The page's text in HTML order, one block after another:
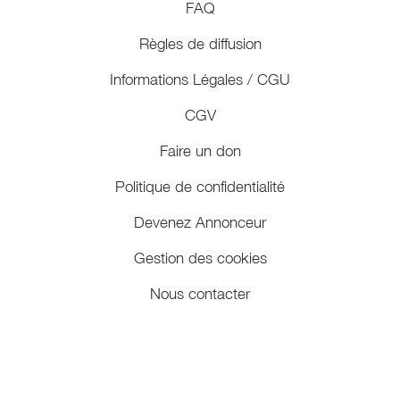
FAQ
Règles de diffusion
Informations Légales / CGU
CGV
Faire un don
Politique de confidentialité
Devenez Annonceur
Gestion des cookies
Nous contacter